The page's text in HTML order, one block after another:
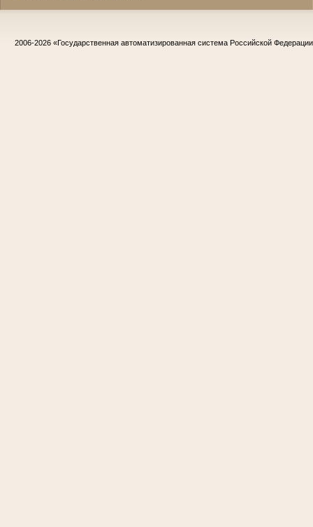
2006-2026 «Государственная автоматизированная система Российской